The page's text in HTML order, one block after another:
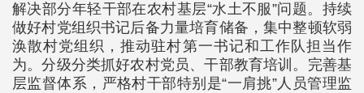
解决部分年轻干部在农村基层“水土不服”问题。持续
做好村党组织书记后备力量培育储备，集中整顿软弱
涣散村党组织，推动驻村第一书记和工作队担当作
为。分级分类抓好农村党员、干部教育培训。完善基
层监督体系，严格村干部特别是“一肩挑”人员管理监